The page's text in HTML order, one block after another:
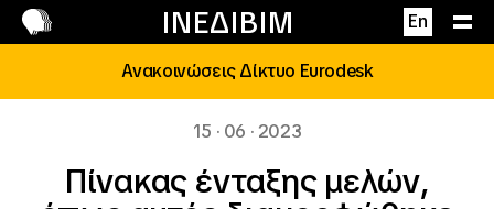
ΙΝΕΔΙΒΙΜ En
Επικοινωνία
Ανακοινώσεις Δίκτυο Eurodesk
15 · 06 · 2023
Πίνακας ένταξης μελών,